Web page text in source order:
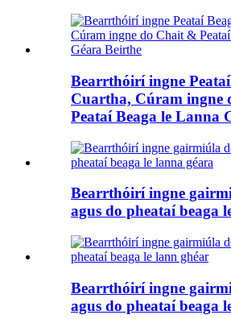
Bearrthóirí ingne Peataí
Cuartha, Cúram ingne
Peataí Beaga le Lanna
Bearrthóirí ingne
agus do pheataí beaga
Bearrthóirí ingne
agus do pheataí beaga